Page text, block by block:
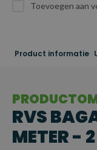
Toevoegen aan
Product informatie
RVS
METER -